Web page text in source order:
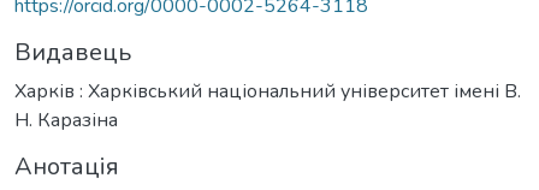
https://orcid.org/0000-0002-5264-3118
Видавець
Харків : Харківський національний університет імені В.
Н. Каразіна
Анотація